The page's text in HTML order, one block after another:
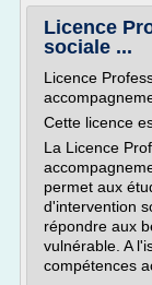
Licence
sociale ...
Licence
Cette licence
La Licence
permet aux
d'intervention
répondre aux
vulnérable. A
compétences